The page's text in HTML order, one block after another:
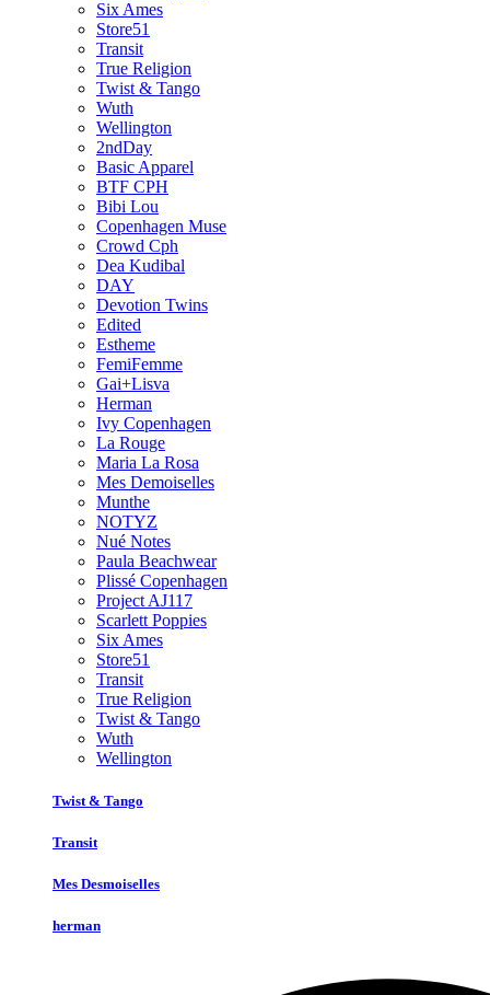
Six Ames
Store51
Transit
True Religion
Twist & Tango
Wuth
Wellington
2ndDay
Basic Apparel
BTF CPH
Bibi Lou
Copenhagen Muse
Crowd Cph
Dea Kudibal
DAY
Devotion Twins
Edited
Estheme
FemiFemme
Gai+Lisva
Herman
Ivy Copenhagen
La Rouge
Maria La Rosa
Mes Demoiselles
Munthe
NOTYZ
Nué Notes
Paula Beachwear
Plissé Copenhagen
Project AJ117
Scarlett Poppies
Six Ames
Store51
Transit
True Religion
Twist & Tango
Wuth
Wellington
Twist & Tango
Transit
Mes Desmoiselles
herman